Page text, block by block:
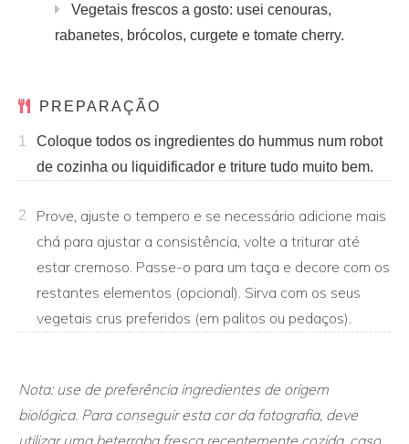
Vegetais frescos a gosto: usei cenouras,
rabanetes, brócolos, curgete e tomate cherry.
PREPARAÇÃO
1
Coloque todos os ingredientes do hummus num robot
de cozinha ou liquidificador e triture tudo muito bem.
2
Prove, ajuste o tempero e se necessário adicione mais
chá para ajustar a consistência, volte a triturar até
estar cremoso. Passe-o para um taça e decore com os
restantes elementos (opcional). Sirva com os seus
vegetais crus preferidos (em palitos ou pedaços).
Nota: use de preferência ingredientes de origem
biológica. Para conseguir esta cor da fotografia, deve